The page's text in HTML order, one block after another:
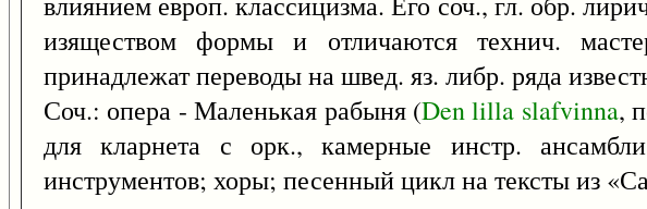
изяществом формы и отличаются технич.
принадлежат переводы на швед. яз. либр. ряда
Соч.: опера - Маленькая рабыня (Den lilla slafvinna,
для кларнета с орк., камерные инстр.
инструментов; хоры; песенный цикл на тексты из